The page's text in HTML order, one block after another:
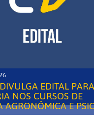
EDITAL
NOS CURSOS DE
AGRONÔMICA E